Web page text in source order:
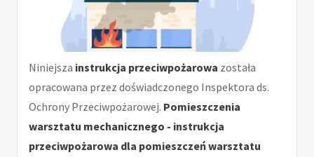
Niniejsza instrukcja przeciwpożarowa została
opracowana przez doświadczonego Inspektora ds.
Ochrony Przeciwpożarowej. Pomieszczenia
warsztatu mechanicznego - instrukcja
przeciwpożarowa dla pomieszczeń warsztatu